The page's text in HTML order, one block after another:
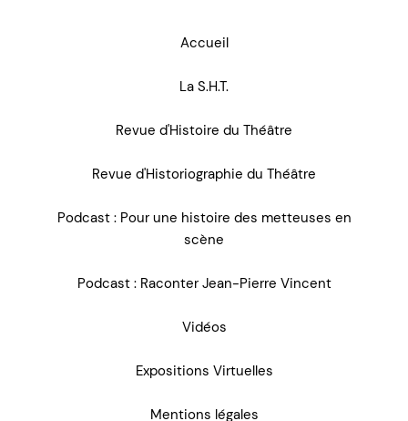
Accueil
La S.H.T.
Revue d'Histoire du Théâtre
Revue d'Historiographie du Théâtre
Podcast : Pour une histoire des metteuses en
scène
Podcast : Raconter Jean-Pierre Vincent
Vidéos
Expositions Virtuelles
Mentions légales